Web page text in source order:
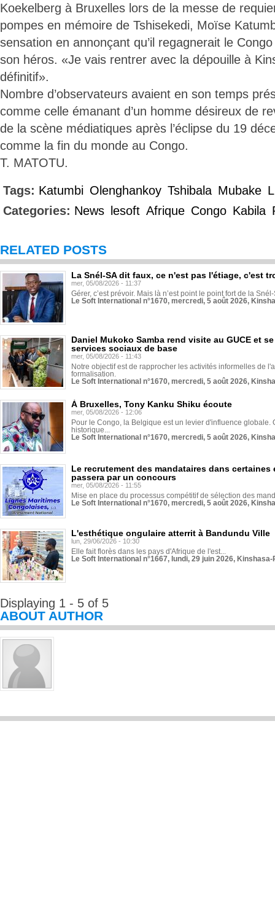
Koekelberg à Bruxelles lors de la messe de
pompes en mémoire de Tshisekedi, Moïse
sensation en annonçant qu’il regagnerait le
son héros. «Je vais rentrer avec la dépouille à
définitif».
Nombre d’observateurs avaient en son temps
comme celle émanant d’un homme désireux de
de la scène médiatiques après l’éclipse du 19
comme la fin du monde au Congo.
T. MATOTU.
Tags: Katumbi Olenghankoy Tshibala Mubake
Categories: News lesoft Afrique Congo Kabila
RELATED POSTS
La Snél-SA dit faux, ce n'est pas l'étiage, c'est
mer, 05/08/2026 - 11:37
Gérer, c’est prévoir. Mais là n’est point le point fort de la
Le Soft International n°1670, mercredi, 5 août 2026,
Daniel Mukoko Samba rend visite au GUCE et
services sociaux de base
mer, 05/08/2026 - 11:43
Notre objectif est de rapprocher les activités informelles de
formalisation.
Le Soft International n°1670, mercredi, 5 août 2026,
À Bruxelles, Tony Kanku Shiku écoute
mer, 05/08/2026 - 12:06
Pour le Congo, la Belgique est un levier d'influence globale.
historique...
Le Soft International n°1670, mercredi, 5 août 2026,
Le recrutement des mandataires dans
passera par un concours
mer, 05/08/2026 - 11:55
Mise en place du processus compétitif de sélection des
Le Soft International n°1670, mercredi, 5 août 2026,
L'esthétique ongulaire atterrit à Bandundu Ville
lun, 29/06/2026 - 10:30
Elle fait florès dans les pays d'Afrique de l'est...
Le Soft International n°1667, lundi, 29 juin 2026,
Displaying 1 - 5 of 5
ABOUT AUTHOR